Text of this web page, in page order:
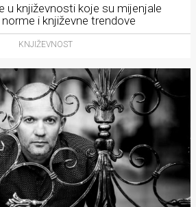
u književnosti koje su mijenjale
i književne trendove
KNJIŽEVNOST